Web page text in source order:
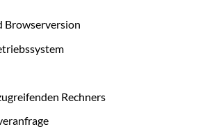
Browserversion
Rechners